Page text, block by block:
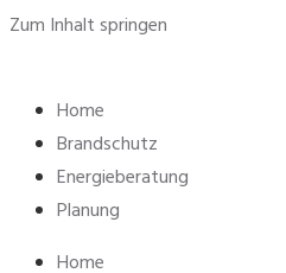
Zum Inhalt springen
Home
Brandschutz
Energieberatung
Planung
Home